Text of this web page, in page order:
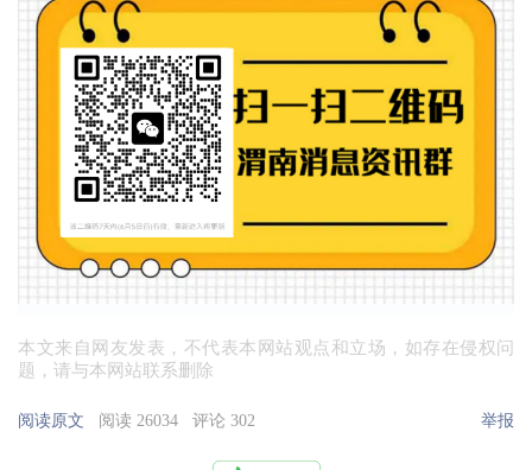
本文来自网友发表，不代表本网站观点和立场，如存在侵权问
题，请与本网站联系删除
阅读原文 阅读 26034 评论 302 举报